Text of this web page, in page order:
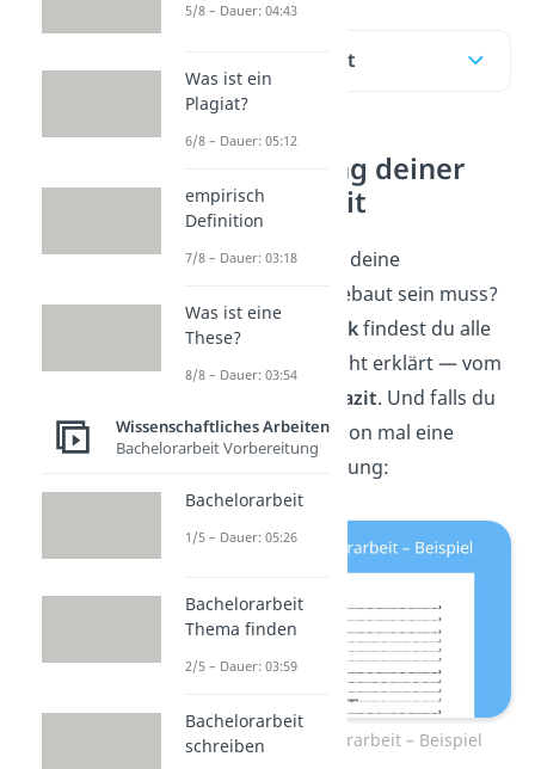
Inhaltsübersicht
Die Gliederung deiner
Bachelorarbeit
Du willst wissen, wie deine
Bachelorarbeit aufgebaut sein muss?
In unseremÜberblickfindest du alle
typischen Kapitel leicht erklärt — vom
Fazit. Und falls du
es eilig hast,hierschon mal eine
beispielhafte Gliederung:
Gliederung Bachelorarbeit – Beispiel
5/8 – Dauer: 04:43
Was ist ein
Plagiat?
6/8 – Dauer: 05:12
empirisch
Definition
7/8 – Dauer: 03:18
Was ist eine
These?
8/8 – Dauer: 03:54
Wissenschaftliches Arbeiten
Bachelorarbeit Vorbereitung
Bachelorarbeit
1/5 – Dauer: 05:26
Bachelorarbeit
Thema finden
2/5 – Dauer: 03:59
Bachelorarbeit
schreiben